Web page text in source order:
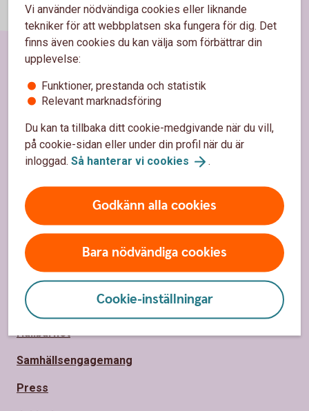
Vi använder nödvändiga cookies eller liknande
tekniker för att webbplatsen ska fungera för dig. Det
finns även cookies du kan välja som förbättrar din
upplevelse:
Funktioner, prestanda och statistik
Relevant marknadsföring
Du kan ta tillbaka ditt cookie-medgivande när du vill,
på cookie-sidan eller under din profil när du är
inloggad. Så hanterar vi cookies .
Godkänn alla cookies
Bara nödvändiga cookies
Cookie-inställningar
Sidfot
Hitta snabbt
Spärrhjälp
Hitta bankkontor
Bli kund
Priser, räntor och kurser
Om oss
Om Sparbanken Bergslagen
Hållbarhet
Samhällsengagemang
Press